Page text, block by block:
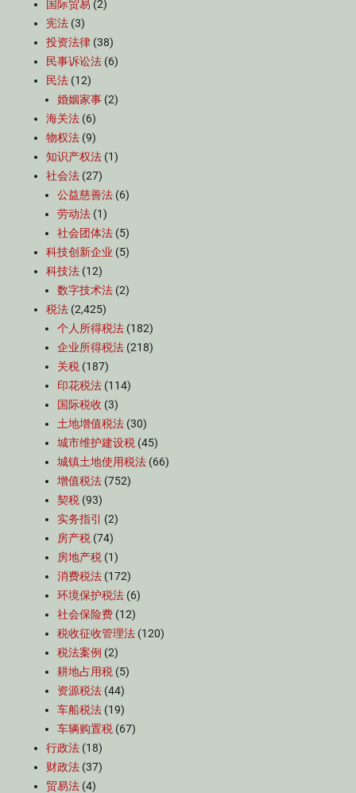
国际贸易 (2)
宪法 (3)
投资法律 (38)
民事诉讼法 (6)
民法 (12)
婚姻家事 (2)
海关法 (6)
物权法 (9)
知识产权法 (1)
社会法 (27)
公益慈善法 (6)
劳动法 (1)
社会团体法 (5)
科技创新企业 (5)
科技法 (12)
数字技术法 (2)
税法 (2,425)
个人所得税法 (182)
企业所得税法 (218)
关税 (187)
印花税法 (114)
国际税收 (3)
土地增值税法 (30)
城市维护建设税 (45)
城镇土地使用税法 (66)
增值税法 (752)
契税 (93)
实务指引
(2)
房产税 (74)
房地产税 (1)
消费税法 (172)
环境保护税法 (6)
社会保险费 (12)
税收征收管理法 (120)
税法案例 (2)
耕地占用税 (5)
资源税法 (44)
车船税法 (19)
车辆购置税 (67)
行政法 (18)
财政法 (37)
贸易法 (4)